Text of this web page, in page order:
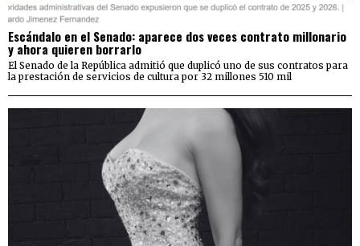
Escándalo en el Senado: aparece dos veces contrato millonario
y ahora quieren borrarlo
El Senado de la República admitió que duplicó uno de sus contratos para
la prestación de servicios de cultura por 32 millones 510 mil